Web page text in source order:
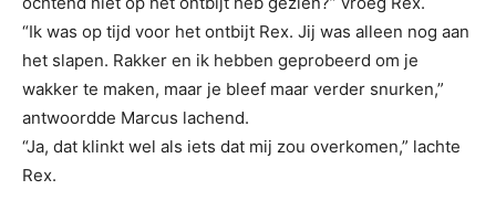
“Ik was op tijd voor het ontbijt Rex. Jij was alleen nog aan
het slapen. Rakker en ik hebben geprobeerd om je
wakker te maken, maar je bleef maar verder snurken,”
antwoordde Marcus lachend.
“Ja, dat klinkt wel als iets dat mij zou overkomen,” lachte
Rex.